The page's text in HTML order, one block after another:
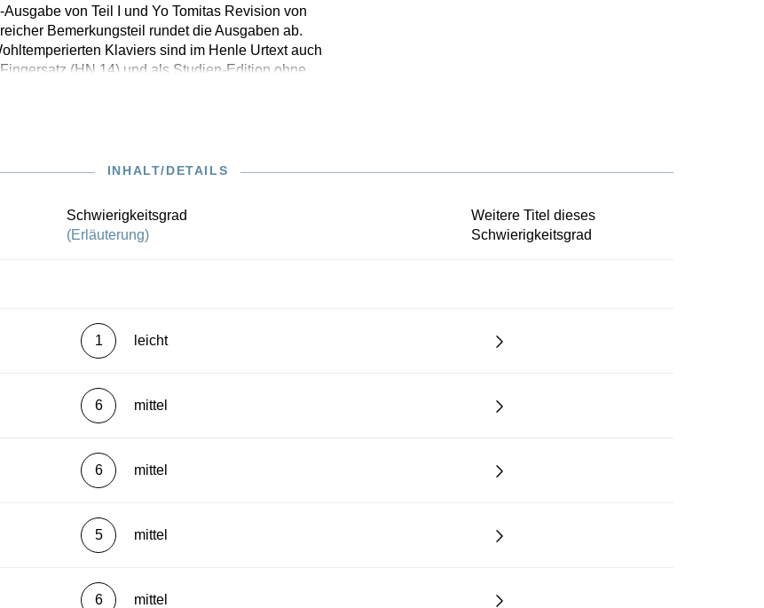
von Teil I und Yo Tomitas Revision von
Bemerkungsteil rundet die Ausgaben ab.
Klaviers sind im Henle Urtext auch
(HN 14) und als Studien-Edition ohne
erhältlich.
INHALT/DETAILS
Schwierigkeitsgrad
(Erläuterung)
Weitere Titel dieses
Schwierigkeitsgrad
1 leicht
6 mittel
6 mittel
5 mittel
6 mittel